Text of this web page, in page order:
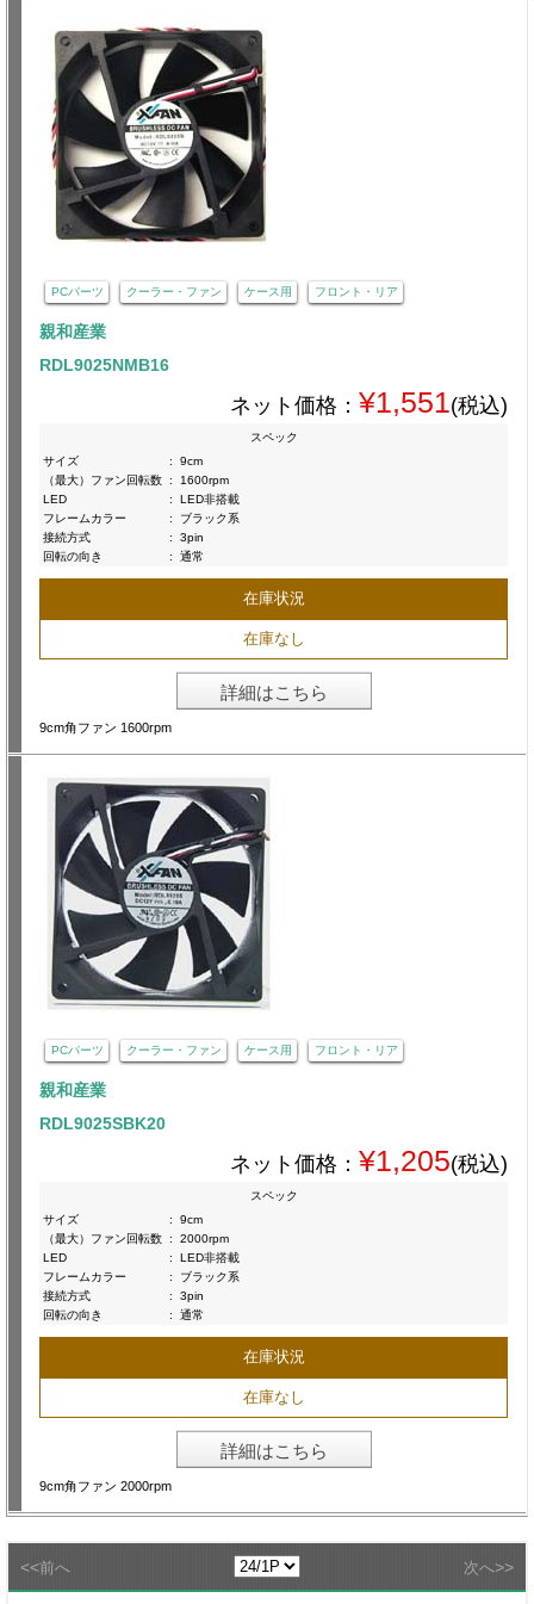
PCパーツ クーラー・ファン ケース用 フロント・リア
親和産業
RDL9025NMB16
ネット価格： ¥1,551(税込)
スペック
サイズ
:
9cm
（最大）ファン回転数 :
1600rpm
LED
:
LED非搭載
フレームカラー
:
ブラック系
接続方式
:
3pin
回転の向き
: 通常
在庫状況
在庫なし
詳細はこちら
9cm角ファン 1600rpm
PCパーツ クーラー・ファン ケース用 フロント・リア
親和産業
RDL9025SBK20
ネット価格： ¥1,205(税込)
スペック
サイズ
:
9cm
（最大）ファン回転数 :
2000rpm
LED
:
LED非搭載
フレームカラー
:
ブラック系
接続方式
:
3pin
回転の向き
: 通常
在庫状況
在庫なし
詳細はこちら
9cm角ファン 2000rpm
<<前へ 次へ>>